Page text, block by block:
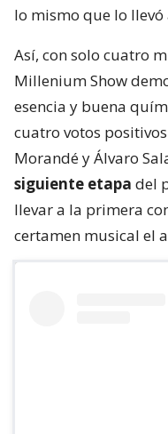
lo mismo que lo
Así, con solo cuatro
Millenium Show
esencia y buena
cuatro votos
Morandé y Álvaro
siguiente etapa del
llevar a la primera
certamen musical el